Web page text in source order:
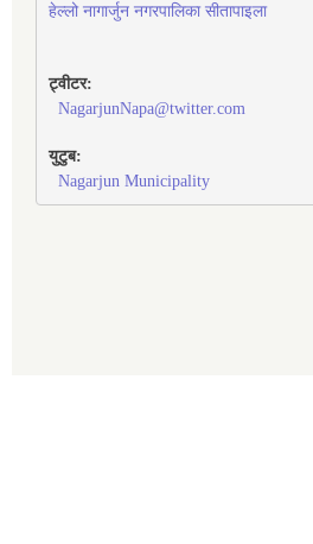
हेल्लो नागार्जुन नगरपालिका सीतापाइला
ट्वीटर:
NagarjunNapa@twitter.com
युटुब:
Nagarjun Municipality